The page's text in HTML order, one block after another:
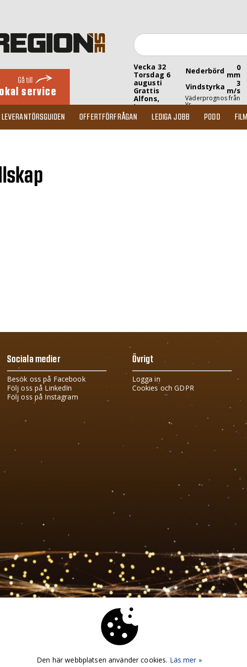
Gå till
service
Vecka 32
Torsdag 6
augusti
Grattis
Alfons,
Inez
Nederbörd 0
mm
Vindstyrka
3
m/s
Väderprognos från
Yr
LEVERANTÖRSGUIDEN OFFERTFÖRFRÅGAN LEDIGA JOBB PODD FILM
Sociala medier
Besök oss på Facebook
Följ oss på LinkedIn
Följ oss på Instagram
Övrigt
Logga in
Cookies och GDPR
Den här webbplatsen använder cookies. Läs mer »